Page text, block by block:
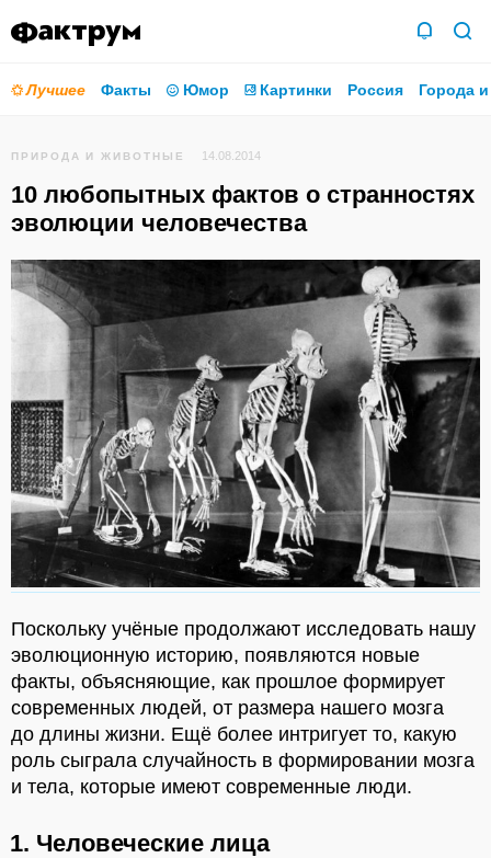
Лучшее Факты Юмор Картинки Россия Города
ПРИРОДА И ЖИВОТНЫЕ 14.08.2014
10 любопытных фактов о странностях
эволюции человечества
Поскольку учёные продолжают исследовать нашу
эволюционную историю, появляются новые
факты, объясняющие, как прошлое формирует
современных людей, от размера нашего мозга
до длины жизни. Ещё более интригует то, какую
роль сыграла случайность в формировании мозга
и тела, которые имеют современные люди.
1. Человеческие лица